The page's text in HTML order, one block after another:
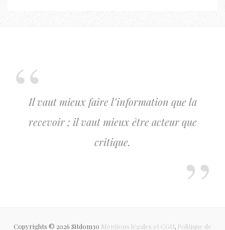
Il vaut mieux faire l’information que la
recevoir ; il vaut mieux être acteur que
critique.
Copyrights © 2026 Sitdom30 Mentions légales et CGU, Politique de